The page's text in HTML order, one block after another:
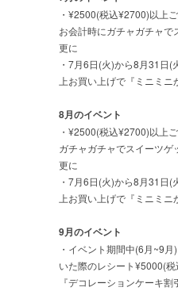
・¥2500(税込¥2700)以上
お会計時にガチャガチャで
更に
・7月6日(火)から8月31日
上お買い上げで『ミニミニ
8月のイベント
・¥2500(税込¥2700)以上
ガチャガチャでスイーツゲ
更に
・7月6日(火)から8月31日
上お買い上げで『ミニミニ
9月のイベント
・イベント期間中(6月~9
いた際のレシート¥5000(
『デコレーションケーキ